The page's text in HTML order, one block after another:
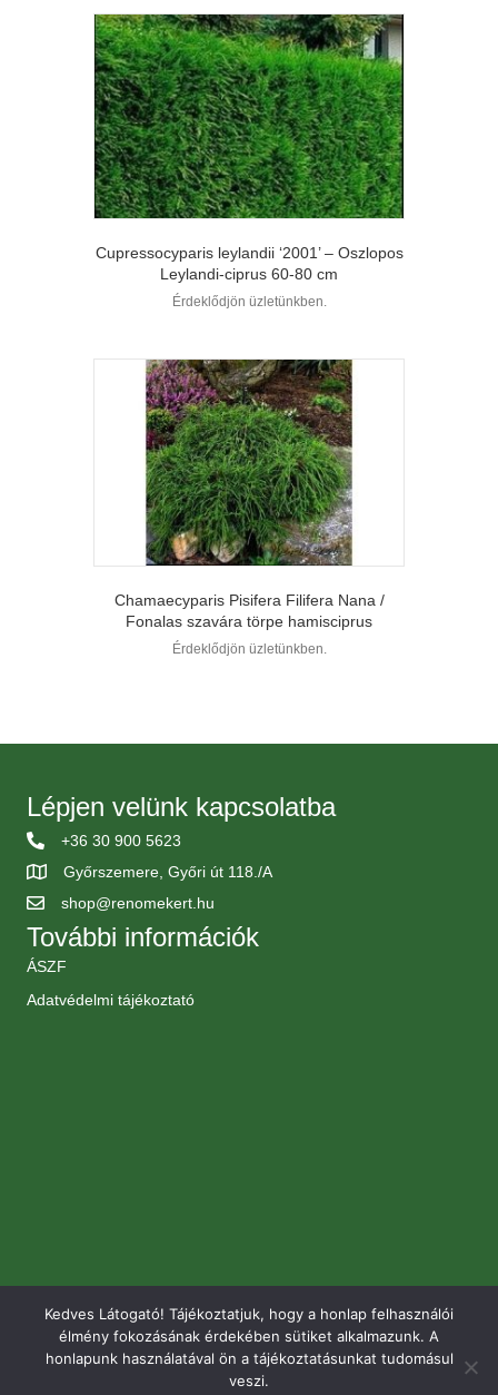
Cupressocyparis leylandii ‘2001’ – Oszlopos
Leylandi-ciprus 60-80 cm
Érdeklődjön üzletünkben.
Chamaecyparis Pisifera Filifera Nana /
Fonalas szavára törpe hamisciprus
Érdeklődjön üzletünkben.
Lépjen velünk kapcsolatba
+36 30 900 5623
Győrszemere, Győri út 118./A
shop@renomekert.hu
További információk
ÁSZF
Adatvédelmi tájékoztató
Kedves Látogató! Tájékoztatjuk, hogy a honlap felhasználói
élmény fokozásának érdekében sütiket alkalmazunk. A
honlapunk használatával ön a tájékoztatásunkat tudomásul
veszi.